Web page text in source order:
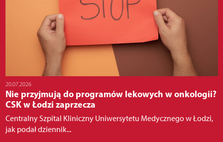
20.07.2026
Nie przyjmują do programów lekowych w onkologii?
CSK w Łodzi zaprzecza
Centralny Szpital Kliniczny Uniwersytetu Medycznego w Łodzi,
jak podał dziennik...